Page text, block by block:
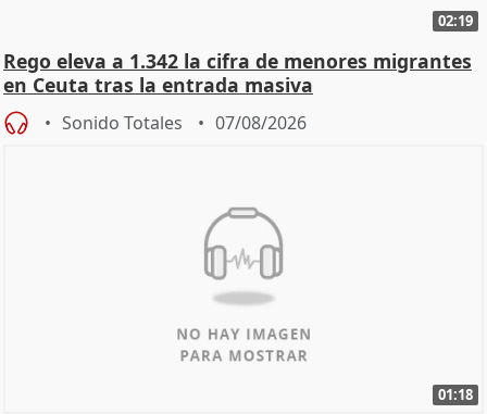
02:19
Rego eleva a 1.342 la cifra de menores migrantes
en Ceuta tras la entrada masiva
Sonido Totales 07/08/2026
01:18